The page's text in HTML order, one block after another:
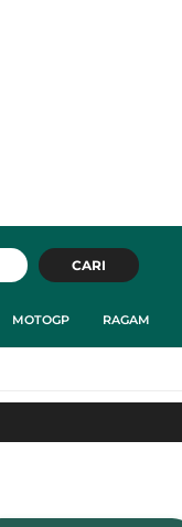
CARI
MOTOGP RAGAM